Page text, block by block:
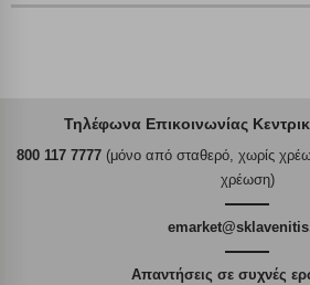
Τηλέφωνα Επικοινωνίας
800 117 7777(μόνο από σταθερό, χωρίς
χρέωση)
Απαντήσεις σε συχνές